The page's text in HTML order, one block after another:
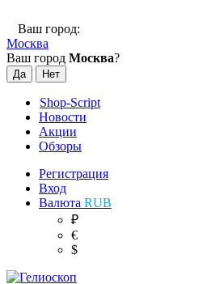
Ваш город:
Москва
Ваш город Москва?
Shop-Script
Новости
Акции
Обзоры
Регистрация
Вход
Валюта RUB
₽
€
$